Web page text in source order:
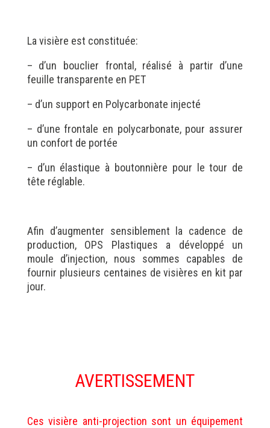
La visière est constituée:
– d’un bouclier frontal, réalisé à partir d’une
feuille transparente en PET
– d’un support en Polycarbonate injecté
– d’une frontale en polycarbonate, pour assurer
un confort de portée
– d’un élastique à boutonnière pour le tour de
tête réglable.
Afin d’augmenter sensiblement la cadence de
production, OPS Plastiques a développé un
moule d’injection, nous sommes capables de
fournir plusieurs centaines de visières en kit par
jour.
AVERTISSEMENT
Ces visière anti-projection sont un équipement